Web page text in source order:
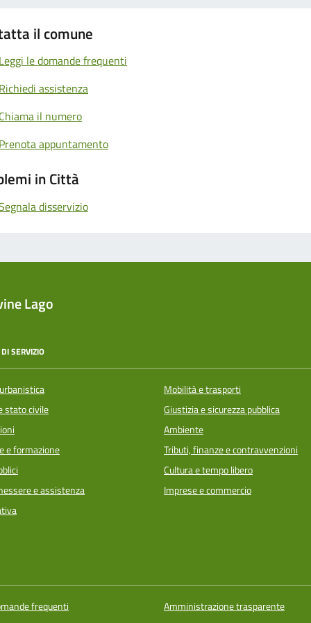
il comune
Leggi le domande frequenti
Richiedi assistenza
Chiama il numero
Prenota appuntamento
in Città
disservizio
Lago
SERVIZIO
stato civile
e formazione
e assistenza
Mobilità e trasporti
Giustizia e sicurezza pubblica
Ambiente
Tributi, finanze e contravvenzioni
Cultura e tempo libero
Imprese e commercio
frequenti
Amministrazione trasparente